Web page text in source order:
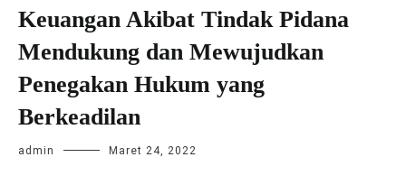
Keuangan Akibat Tindak Pidana
Mendukung dan Mewujudkan
Penegakan Hukum yang
Berkeadilan
admin Maret 24, 2022